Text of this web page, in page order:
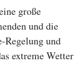
große
und die
Regelung und
extreme Wetter